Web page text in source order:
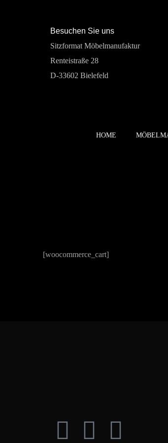
Besuchen Sie uns
Sitzformat Möbelmanufaktur
Renteistraße 28
D-33602 Bielefeld
HOME
[woocommerce_cart]